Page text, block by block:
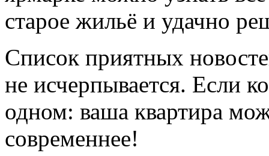
старое жильё и удачно
Список приятных
не исчерпывается. Если
одном: ваша квартира
современнее!